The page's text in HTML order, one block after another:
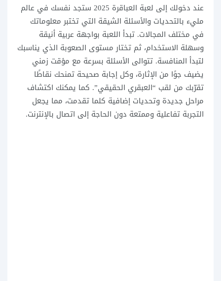
عند دخولك إلى لعبة العباقرة 2025 ستجد نفسك في عالم
مليء بالتحديات والأسئلة الشيقة التي تختبر معلوماتك
في مختلف المجالات. تبدأ اللعبة بواجهة عربية أنيقة
وسهلة الاستخدام، ثم تختار مستوى الصعوبة الذي يناسبك
لتبدأ المنافسة. تتوالى الأسئلة بسرعة مع مؤقت زمني
يضيف جوًا من الإثارة، وكل إجابة صحيحة تمنحك نقاطًا
تقرّبك من لقب “العبقري الحقيقي”. كما يمكنك اكتشاف
مراحل جديدة وتحديات إضافية كلما تقدمت، مما يجعل
التجربة تفاعلية وممتعة دون الحاجة إلى اتصال بالإنترنت.